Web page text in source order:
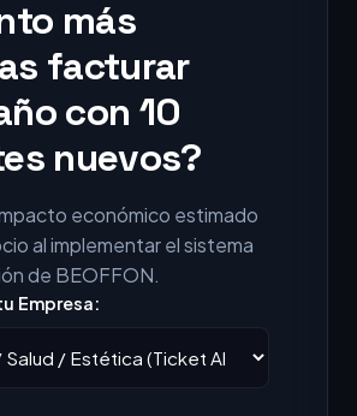
más
facturar
con 10
nuevos?
económico estimado
al implementar el sistema
de BEOFFON.
Empresa: